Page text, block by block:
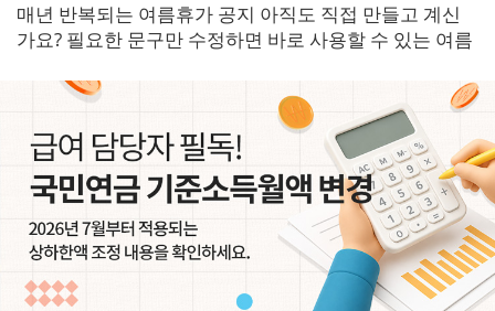
매년 반복되는 여름휴가 공지 아직도 직접 만들고 계신
가요? 필요한 문구만 수정하면 바로 사용할 수 있는 여름